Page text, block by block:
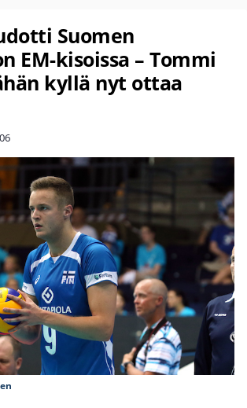
Suomen
EM-kisoissa – Tommi
kyllä nyt ottaa